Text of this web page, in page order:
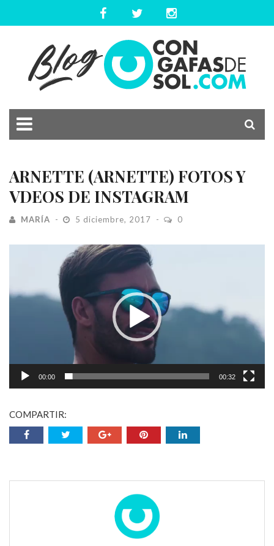
ARNETTE (ARNETTE) FOTOS Y
VDEOS DE INSTAGRAM
MARÍA 5 diciembre, 2017 0
00:00 00:32
COMPARTIR: